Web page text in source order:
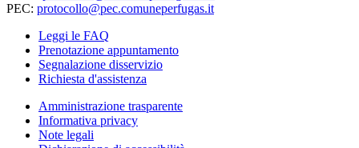
PEC: protocollo@pec.comuneperfugas.it
Leggi le FAQ
Prenotazione appuntamento
Segnalazione disservizio
Richiesta d'assistenza
Amministrazione trasparente
Informativa privacy
Note legali